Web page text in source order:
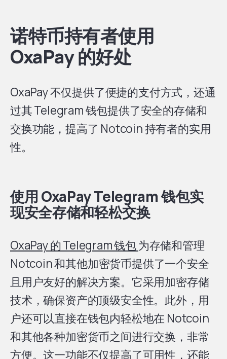
诺特币持有者使用
OxaPay 的好处
OxaPay 不仅提供了便捷的支付方式，还通
过其 Telegram 钱包提供了安全的存储和
交换功能，提高了 Notcoin 持有者的实用
性。
使用 OxaPay Telegram 钱包实
现安全存储和轻松交换
OxaPay 的 Telegram 钱包为存储和管理
Notcoin 和其他加密货币提供了一个安全
且用户友好的解决方案。它采用加密存储
技术，确保资产的顶级安全性。此外，用
户还可以直接在钱包内轻松地在 Notcoin
和其他各种加密货币之间进行交换，非常
方便。这一功能不仅提高了可用性，还能